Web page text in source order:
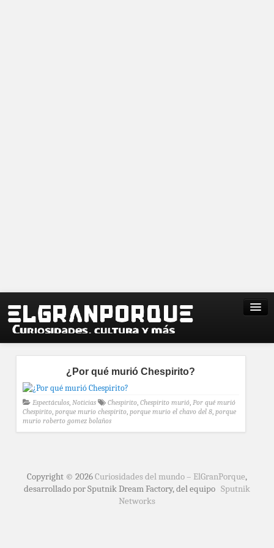
¿Por qué murió Chespirito?
Espectáculos, Noticias Chespirito, Chespirito murió, Por qué murió
Chespirito, porque murio chespirito, porque murio el chavo del 8, porque
murio roberto gomez bolaños
Copyright © 2026Curiosidades del mundo – ElGranPorque,
desarrollado por Sputnik Dream Factory, del equipo Sputnik
Networks